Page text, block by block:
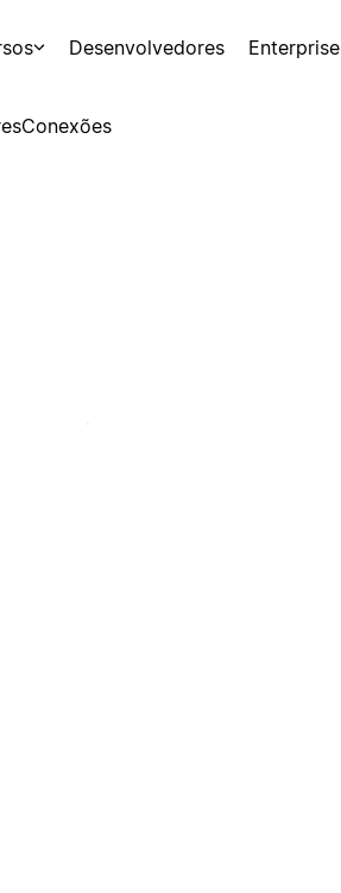
Desenvolvedores Enterprise
Conexões